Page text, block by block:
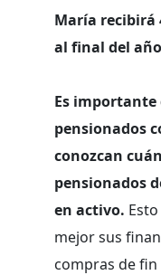
María recibirá
al final del
Es
pensionados
conozcan
pensionados
en activo.
mejor sus
compras de